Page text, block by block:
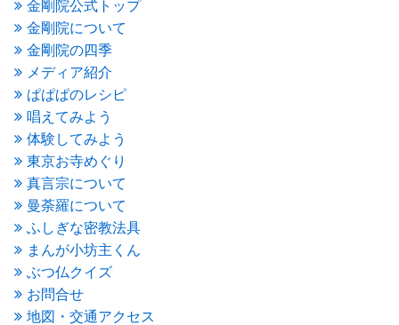
2016年3月 (4)
2016年2月 (5)
2016年1月(3)
2015年12月(6)
2015年11月 (4)
2015年10月
(4)
2015年9月(3)
2015年8月(4)
2015年7月(4)
2015年6月(3)
2015年5月(1)
2015年4月(1)
2015年3月 (3)
2015年2月(3)
2015年1月(1)
2014年12月
2014年9月(1)
金剛院公式トップ
金剛院について
金剛院の四季
メディア紹介
ぱぱぱのレシピ
唱えてみよう
体験してみよう
東京お寺めぐり
真言宗について
曼荼羅について
ふしぎな密教法具
まんが小坊主くん
ぶつ仏クイズ
お問合せ
地図・交通アクセス